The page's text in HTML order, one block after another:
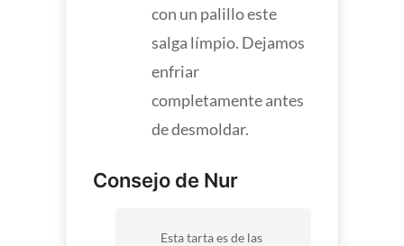
con un palillo este
salga límpio. Dejamos
enfriar
completamente antes
de desmoldar.
Consejo de Nur
Esta tarta es de las